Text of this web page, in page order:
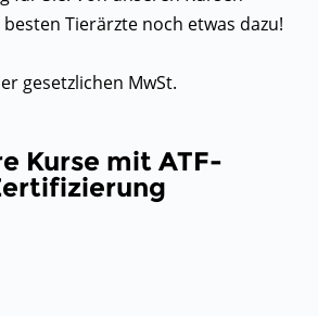
Tierärzte noch etwas dazu!
gesetzlichen MwSt.
Kurse mit ATF-